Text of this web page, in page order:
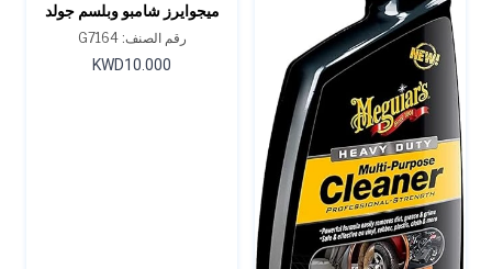
ميجوايرز شامبو وبلسم جولد
أونصة.
رقم الصنف: G7164
KWD10.000